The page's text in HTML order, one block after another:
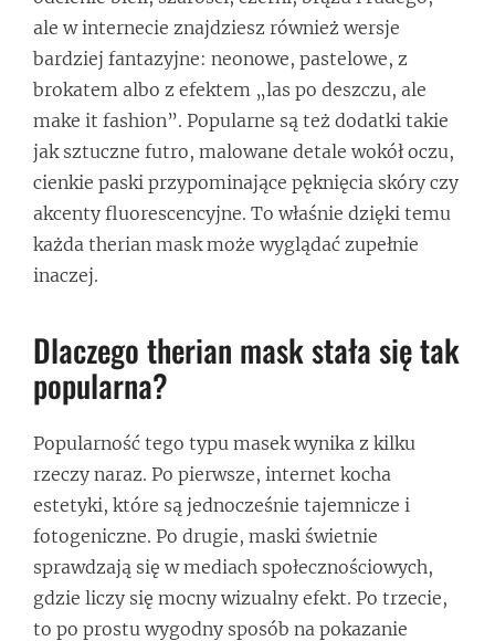
ale w internecie znajdziesz również wersje
bardziej fantazyjne: neonowe, pastelowe, z
brokatem albo z efektem „las po deszczu, ale
make it fashion”. Popularne są też dodatki takie
jak sztuczne futro, malowane detale wokół oczu,
cienkie paski przypominające pęknięcia skóry czy
akcenty fluorescencyjne. To właśnie dzięki temu
każda therian mask może wyglądać zupełnie
inaczej.
Dlaczego therian mask stała się tak
popularna?
Popularność tego typu masek wynika z kilku
rzeczy naraz. Po pierwsze, internet kocha
estetyki, które są jednocześnie tajemnicze i
fotogeniczne. Po drugie, maski świetnie
sprawdzają się w mediach społecznościowych,
gdzie liczy się mocny wizualny efekt. Po trzecie,
to po prostu wygodny sposób na pokazanie